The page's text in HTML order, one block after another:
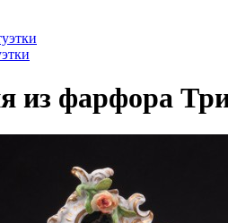
из фарфора